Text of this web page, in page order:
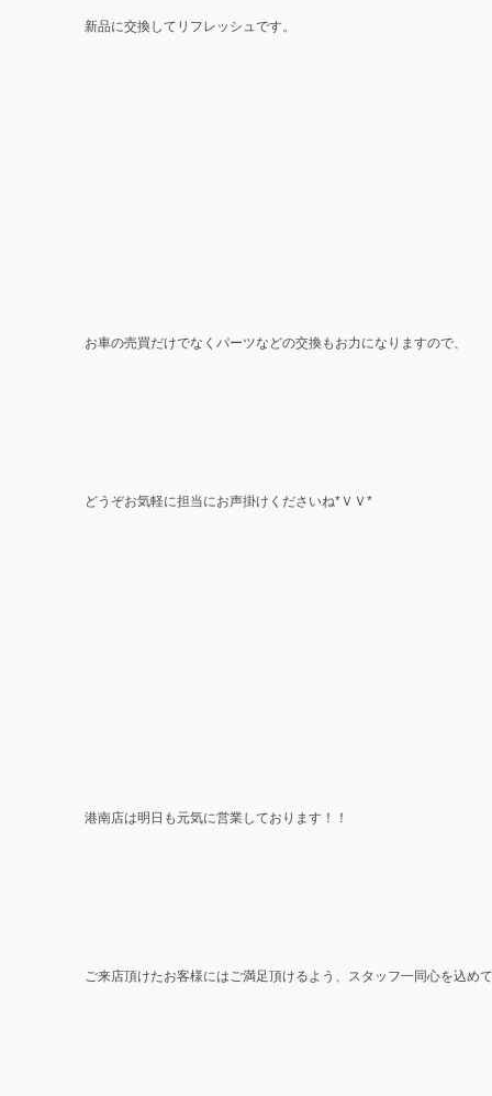
新品に交換してリフレッシュです。
お車の売買だけでなくパーツなどの交換もお力になりますので、
どうぞお気軽に担当にお声掛けくださいね*ＶＶ*
港南店は明日も元気に営業しております！！
ご来店頂けたお客様にはご満足頂けるよう、スタッフ一同心を込め